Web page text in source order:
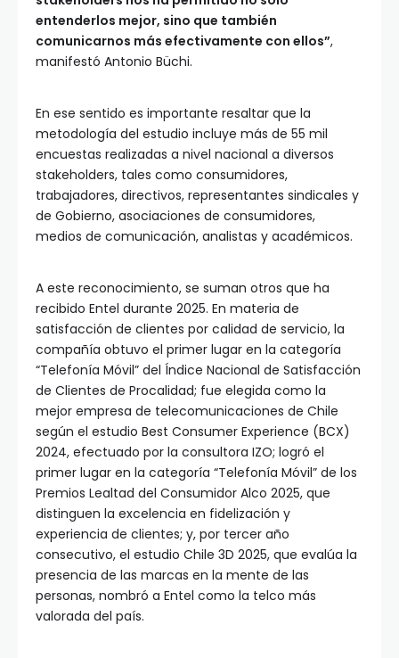
entenderlos mejor, sino que también
comunicarnos más efectivamente con ellos”,
manifestó Antonio Büchi.
En ese sentido es importante resaltar que la
metodología del estudio incluye más de 55 mil
encuestas realizadas a nivel nacional a diversos
stakeholders, tales como consumidores,
trabajadores, directivos, representantes sindicales y
de Gobierno, asociaciones de consumidores,
medios de comunicación, analistas y académicos.
A este reconocimiento, se suman otros que ha
recibido Entel durante 2025. En materia de
satisfacción de clientes por calidad de servicio, la
compañía obtuvo el primer lugar en la categoría
“Telefonía Móvil” del Índice Nacional de Satisfacción
de Clientes de Procalidad; fue elegida como la
mejor empresa de telecomunicaciones de Chile
según el estudio Best Consumer Experience (BCX)
2024, efectuado por la consultora IZO; logró el
primer lugar en la categoría “Telefonía Móvil” de los
Premios Lealtad del Consumidor Alco 2025, que
distinguen la excelencia en fidelización y
experiencia de clientes; y, por tercer año
consecutivo, el estudio Chile 3D 2025, que evalúa la
presencia de las marcas en la mente de las
personas, nombró a Entel como la telco más
valorada del país.